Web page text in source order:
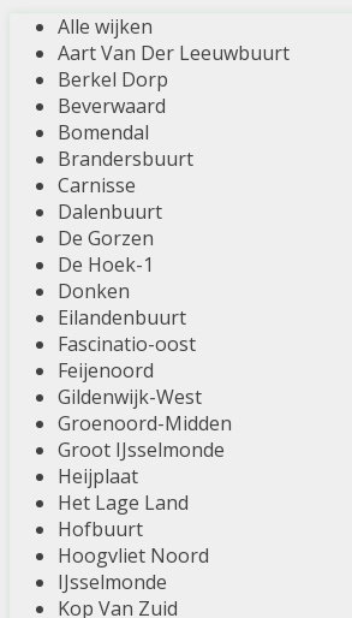
Alle wijken
Aart Van Der Leeuwbuurt
Berkel Dorp
Beverwaard
Bomendal
Brandersbuurt
Carnisse
Dalenbuurt
De Gorzen
De Hoek-1
Donken
Eilandenbuurt
Fascinatio-oost
Feijenoord
Gildenwijk-West
Groenoord-Midden
Groot IJsselmonde
Heijplaat
Het Lage Land
Hofbuurt
Hoogvliet Noord
IJsselmonde
Kop Van Zuid